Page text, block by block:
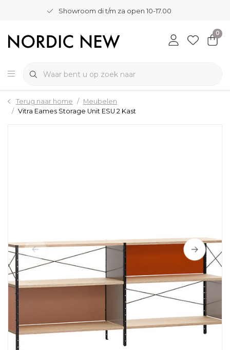
Showroom di t/m za open 10-17.00
0
Terug naar home
Meubelen
Vitra Eames Storage Unit ESU 2 Kast